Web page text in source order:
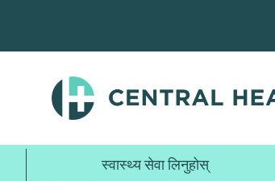
जानुहोस्
स्वास्थ्य सेवा लिनुहोस्